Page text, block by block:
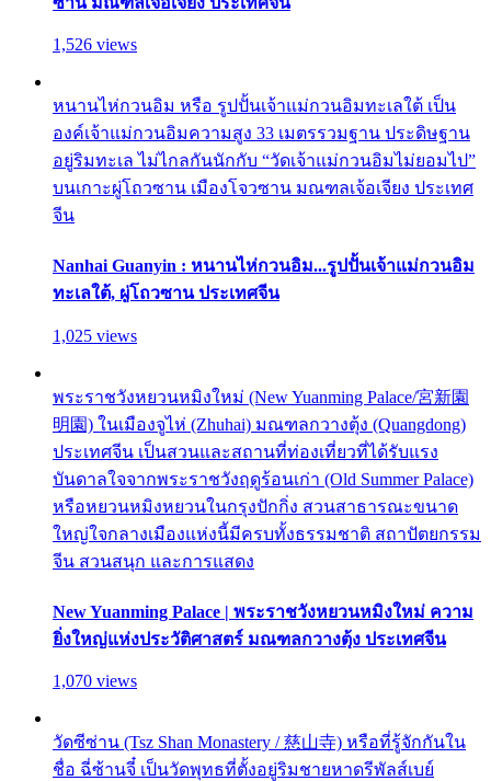
1,526 views
หนานไห่กวนอิม หรือ รูปปั้นเจ้าแม่กวนอิมทะเลใต้ เป็น
องค์เจ้าแม่กวนอิมความสูง 33 เมตรรวมฐาน ประดิษฐาน
อยู่ริมทะเล ไม่ไกลกันนักกับ “วัดเจ้าแม่กวนอิมไม่ยอมไป”
บนเกาะผู่โถวซาน เมืองโจวซาน มณฑลเจ้อเจียง ประเทศ
จีน
Nanhai Guanyin : หนานไห่กวนอิม...รูปปั้นเจ้าแม่กวนอิม
ทะเลใต้, ผู่โถวซาน ประเทศจีน
1,025 views
พระราชวังหยวนหมิงใหม่ (New Yuanming Palace/宮新園
明園) ในเมืองจูไห่ (Zhuhai) มณฑลกวางตุ้ง (Quangdong)
ประเทศจีน เป็นสวนและสถานที่ท่องเที่ยวที่ได้รับแรง
บันดาลใจจากพระราชวังฤดูร้อนเก่า (Old Summer Palace)
หรือหยวนหมิงหยวนในกรุงปักกิ่ง สวนสาธารณะขนาด
ใหญ่ใจกลางเมืองแห่งนี้มีครบทั้งธรรมชาติ สถาปัตยกรรม
จีน สวนสนุก และการแสดง
New Yuanming Palace | พระราชวังหยวนหมิงใหม่ ความ
ยิ่งใหญ่แห่งประวัติศาสตร์ มณฑลกวางตุ้ง ประเทศจีน
1,070 views
วัดซีซ่าน (Tsz Shan Monastery / 慈山寺) หรือที่รู้จักกันใน
ชื่อ ฉี่ซ้านจี๋ เป็นวัดพุทธที่ตั้งอยู่ริมชายหาดรีพัลส์เบย์